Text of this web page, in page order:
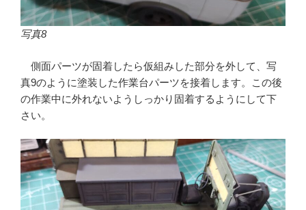
写真8
側面パーツが固着したら仮組みした部分を外して、写
真9のように塗装した作業台パーツを接着します。この後
の作業中に外れないようしっかり固着するようにして下
さい。